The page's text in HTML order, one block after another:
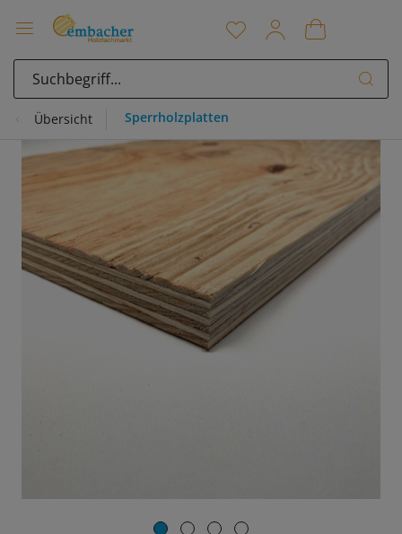
Übersicht Sperrholzplatten